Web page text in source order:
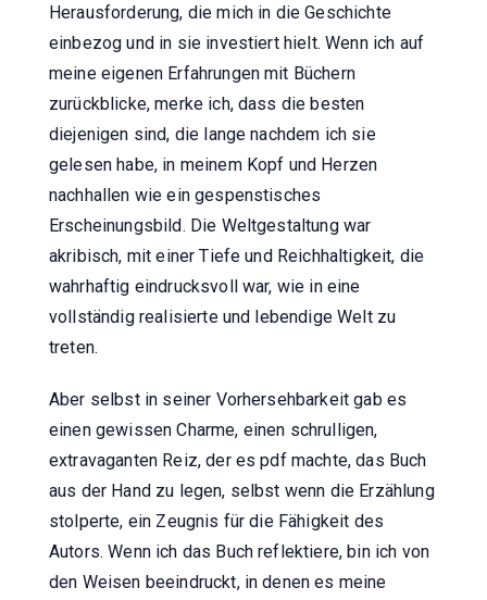
Herausforderung, die mich in die Geschichte
einbezog und in sie investiert hielt. Wenn ich auf
meine eigenen Erfahrungen mit Büchern
zurückblicke, merke ich, dass die besten
diejenigen sind, die lange nachdem ich sie
gelesen habe, in meinem Kopf und Herzen
nachhallen wie ein gespenstisches
Erscheinungsbild. Die Weltgestaltung war
akribisch, mit einer Tiefe und Reichhaltigkeit, die
wahrhaftig eindrucksvoll war, wie in eine
vollständig realisierte und lebendige Welt zu
treten.
Aber selbst in seiner Vorhersehbarkeit gab es
einen gewissen Charme, einen schrulligen,
extravaganten Reiz, der es pdf machte, das Buch
aus der Hand zu legen, selbst wenn die Erzählung
stolperte, ein Zeugnis für die Fähigkeit des
Autors. Wenn ich das Buch reflektiere, bin ich von
den Weisen beeindruckt, in denen es meine